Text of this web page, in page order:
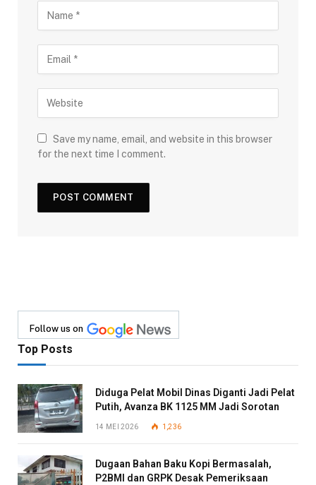
Save my name, email, and website in this browser
for the next time I comment.
Follow us on
Top Posts
Diduga Pelat Mobil Dinas Diganti Jadi Pelat
Putih, Avanza BK 1125 MM Jadi Sorotan
14 MEI 2026 1,236
Dugaan Bahan Baku Kopi Bermasalah,
P2BMI dan GRPK Desak Pemeriksaan